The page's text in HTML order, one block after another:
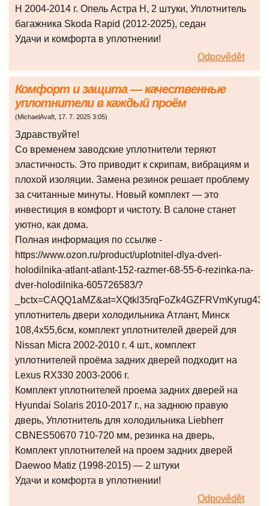
H 2004-2014 г. Опель Астра H, 2 штуки, Уплотнитель
багажника Skoda Rapid (2012-2025), седан
Удачи и комфорта в уплотнении!
Odpovědět
Комфорт и защита — качественные
уплотнители в каждый проём
(MichaelAvaft, 17. 7. 2025 3:05)
Здравствуйте!
Со временем заводские уплотнители теряют
эластичность. Это приводит к скрипам, вибрациям и
плохой изоляции. Замена резинок решает проблему
за считанные минуты. Новый комплект — это
инвестиция в комфорт и чистоту. В салоне станет
уютно, как дома.
Полная информация по ссылке -
https://www.ozon.ru/product/uplotnitel-dlya-dveri-
holodilnika-atlant-atlant-152-razmer-68-55-6-rezinka-na-
dver-holodilnika-605726583/?
уплотнитель двери холодильника Атлант, Минск
108,4x55,6см, комплект уплотнителей дверей для
Nissan Micra 2002-2010 г. 4 шт., комплект
уплотнителей проёма задних дверей подходит на
Lexus RX330 2003-2006 г.
Комплект уплотнителей проема задних дверей на
Hyundai Solaris 2010-2017 г., на заднюю правую
дверь, Уплотнитель для холодильника Liebherr
CBNES50670 710-720 мм, резинка на дверь,
Комплект уплотнителей на проем задних дверей
Daewoo Matiz (1998-2015) — 2 штуки
Удачи и комфорта в уплотнении!
Odpovědět